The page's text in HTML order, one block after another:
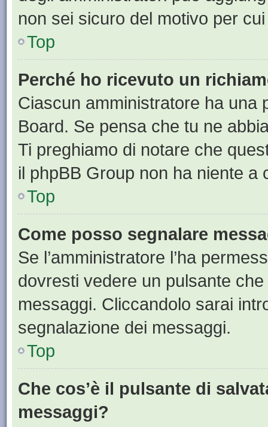
non sei sicuro del motivo per
Top
Perché ho ricevuto un
Ciascun amministratore ha una
Board. Se pensa che tu ne
Ti preghiamo di notare che
il phpBB Group non ha niente a
Top
Come posso segnalare
Se l’amministratore l’ha
dovresti vedere un pulsante
messaggi. Cliccandolo sarai
segnalazione dei messaggi.
Top
Che cos’è il pulsante di
messaggi?